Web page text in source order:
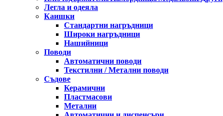
Легла и одеяла
Каишки
Стандартни нагръдници
Широки нагръдници
Нашийници
Поводи
Автоматични поводи
Текстилни / Метални поводи
Съдове
Керамични
Пластмасови
Метални